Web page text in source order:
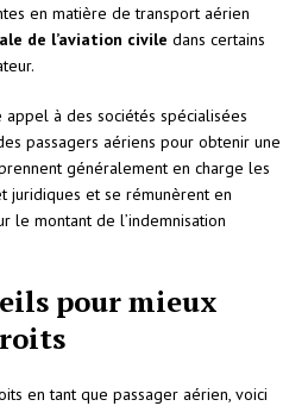
en matière de transport aérien
de l’aviation civile dans certains
à des sociétés spécialisées
passagers aériens pour obtenir une
généralement en charge les
juridiques et se rémunèrent en
le montant de l’indemnisation
pour mieux
en tant que passager aérien, voici